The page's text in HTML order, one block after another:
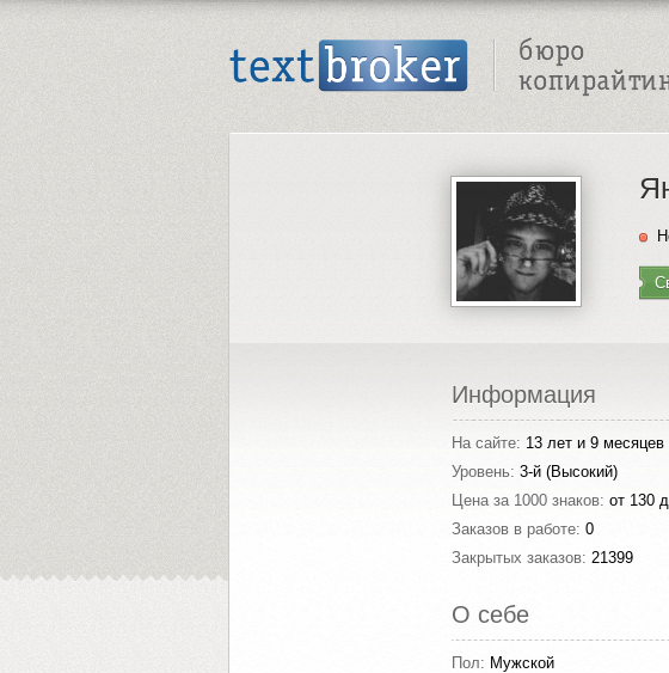
Информация
На сайте: 13 лет и 9 месяцев
Уровень: 3-й (Высокий)
Цена за 1000 знаков: от 130
Заказов в работе: 0
Закрытых заказов: 21399
О себе
Пол: Мужской